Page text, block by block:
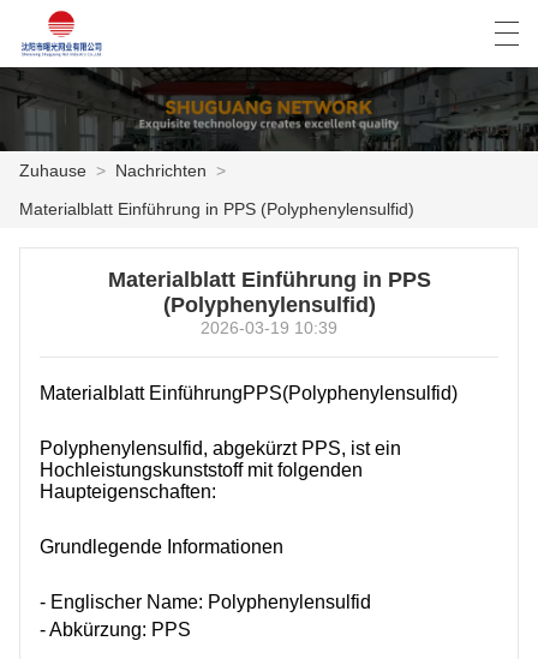
PRODUKTE
DER FALL
FABRIK
KONTAKTIERE UNS
ÜBER UNS
العربية Deutsch English Español
Zuhause > Nachrichten >
Materialblatt Einführung in PPS (Polyphenylensulfid)
Materialblatt Einführung in PPS
(Polyphenylensulfid)
2026-03-19 10:39
Materialblatt EinführungPPS(Polyphenylensulfid)
Polyphenylensulfid, abgekürzt PPS, ist ein
Hochleistungskunststoff mit folgenden
Haupteigenschaften:
Grundlegende Informationen
- Englischer Name: Polyphenylensulfid
- Abkürzung: PPS